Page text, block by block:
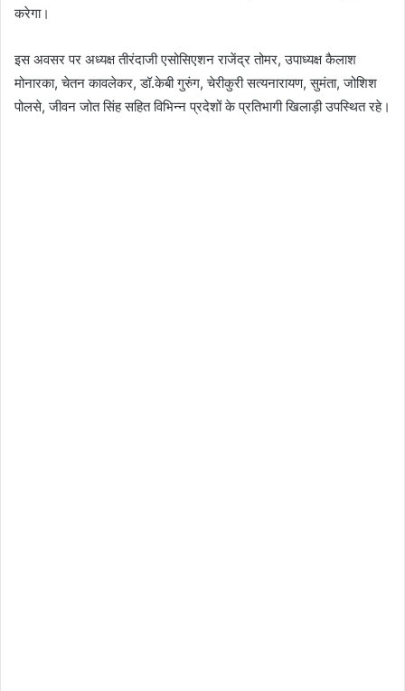
करेगा।
इस अवसर पर अध्यक्ष तीरंदाजी एसोसिएशन राजेंद्र तोमर, उपाध्यक्ष कैलाश
मोनारका, चेतन कावलेकर, डॉ.केबी गुरुंग, चेरीकुरी सत्यनारायण, सुमंता, जोशिश
पोलसे, जीवन जोत सिंह सहित विभिन्न प्रदेशों के प्रतिभागी खिलाड़ी उपस्थित रहे।